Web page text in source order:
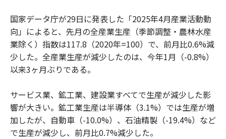
国家データ庁が29日に発表した「2025年4月産業活動動
向」によると、先月の全産業生産（季節調整・農林水産
業除く）指数は117.8（2020年=100）で、前月比0.6%減
少した。全産業生産が減少したのは、今年1月（-0.8%）
以来3ヶ月ぶりである。
サービス業、鉱工業、建設業すべてで生産が減少した影
響が大きい。鉱工業生産は半導体（3.1%）では生産が増
加したが、自動車（-10.0%）、石油精製（-19.4%）など
で生産が減少し、前月比0.7%減少した。